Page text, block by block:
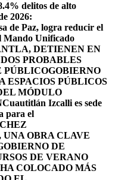
delitos de alto
2026:
de Paz, logra reducir el
Mando Unificado
​DETIENEN EN
PROBABLES
PÚBLICOGOBIERNO
ESPACIOS PÚBLICOS
MÓDULO
Cuautitlán Izcalli es sede
para el
OBRA CLAVE
DE
DE VERANO
COLOCADO MÁS